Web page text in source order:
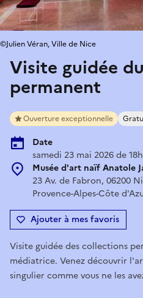
Visite guidée
permanent
Ouverture exceptionnelle
Date
samedi 23 mai 2026 de
Musée d'art naïf Anatole
23 Av. de Fabron, 06200
Provence-Alpes-Côte
Ajouter à mes favoris
©Julien Véran, Ville de Nice
Visite guidée des collections
médiatrice. Venez découvrir
singulier comme vous ne les